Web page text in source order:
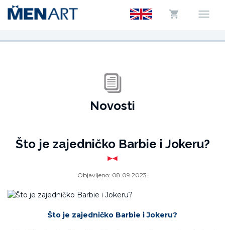
Novosti
Što je zajedničko Barbie i Jokeru?
Objavljeno: 08.09.2023.
Što je zajedničko Barbie i Jokeru?